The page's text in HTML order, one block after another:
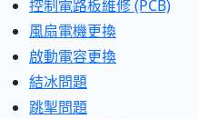
控制電路板維修 (PCB)
風扇電機更換
啟動電容更換
結冰問題
跳掣問題